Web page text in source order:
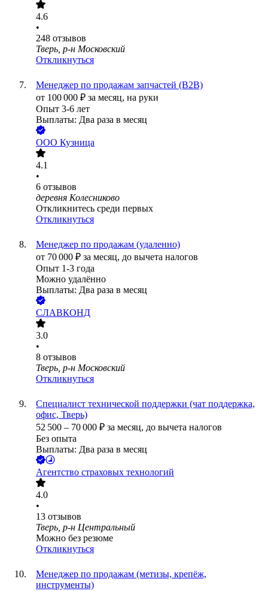
4.6
•
248 отзывов
Тверь, р-н Московский
Откликнуться
Менеджер по продажам запчастей (B2B)
от 100 000 ₽ за месяц, на руки
Опыт 3-6 лет
Выплаты: Два раза в месяц
ООО Кузница
4.1
•
6 отзывов
деревня Колесниково
Откликнитесь среди первых
Откликнуться
Менеджер по продажам (удаленно)
от 70 000 ₽ за месяц, до вычета налогов
Опыт 1-3 года
Можно удалённо
Выплаты: Два раза в месяц
СЛАВКОНД
3.0
•
8 отзывов
Тверь, р-н Московский
Откликнуться
Специалист технической поддержки (чат поддержка,
офис, Тверь)
52 500 – 70 000 ₽ за месяц, до вычета налогов
Без опыта
Выплаты: Два раза в месяц
Агентство страховых технологий
4.0
•
13 отзывов
Тверь, р-н Центральный
Можно без резюме
Откликнуться
Менеджер по продажам (метизы, крепёж,
инструменты)